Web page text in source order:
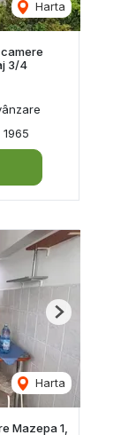
Harta
3/4
1965
Harta
Next
Mazepa 1,